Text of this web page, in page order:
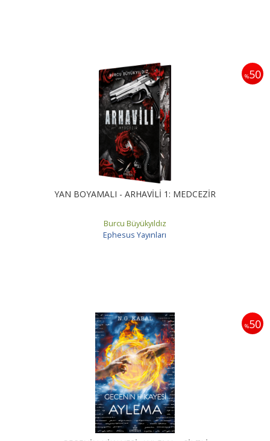
%50
YAN BOYAMALI - ARHAVİLİ 1: MEDCEZİR
Burcu Büyükyıldız
Ephesus Yayınları
%50